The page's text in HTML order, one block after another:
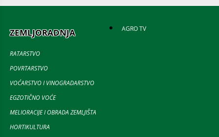
ZEMLJORADNJA
RATARSTVO
POVRTARSTVO
VOĆARSTVO I VINOGRADARSTVO
EGZOTIČNO VOĆE
MELIORACIJE I OBRADA ZEMLJIŠTA
HORTIKULTURA
AGRO TV